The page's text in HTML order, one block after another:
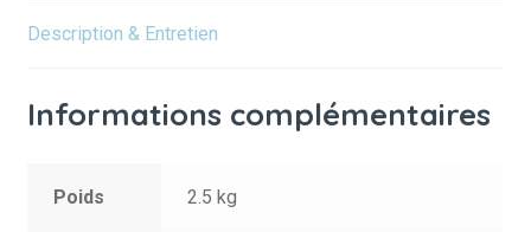
Description & Entretien
Informations complémentaires
Poids 2.5 kg